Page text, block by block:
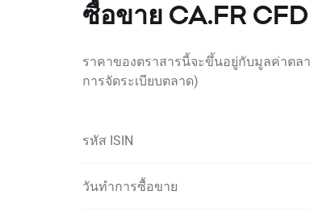
ซื้อขาย CA.FR CFD
ราคาของตราสารนี้จะขึ้นอยู่กับมูลค่าตลา
การจัดระเบียบตลาด)
รหัส ISIN
วันทำการซื้อขาย